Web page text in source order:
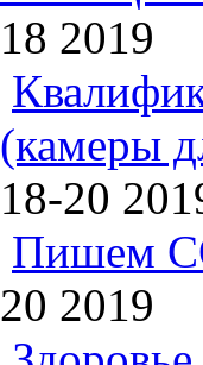
18 2019
(камеры
18-20
Пишем
20 2019